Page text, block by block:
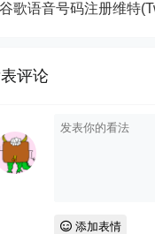
谷歌语音号码注册维特
评论
添加表情